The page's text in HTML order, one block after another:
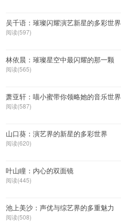
吴千语：璀璨闪耀演艺新星的多彩世界
阅读(597)
林依晨：璀璨星空中最闪耀的那一颗
阅读(565)
萧亚轩：喵小蜜带你领略她的音乐世界
阅读(587)
山口葵：演艺界的新星的多彩世界
阅读(620)
叶山瞳：内心的双面镜
阅读(445)
池上美沙：声优与综艺界的多重魅力
阅读(508)